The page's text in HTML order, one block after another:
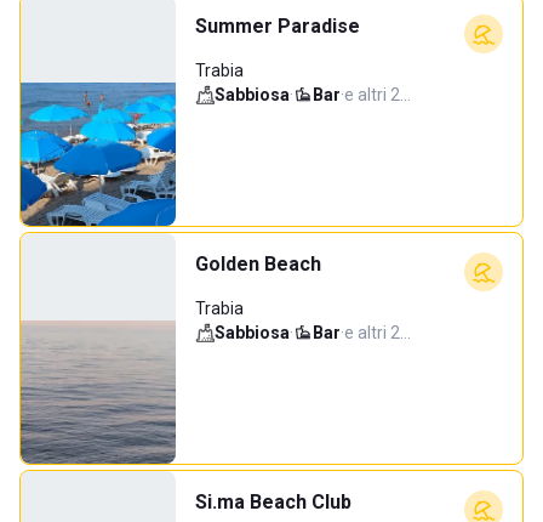
Summer Paradise
Trabia
Sabbiosa· Bar·e altri 2…
Golden Beach
Trabia
Sabbiosa· Bar·e altri 2…
Si.ma Beach Club